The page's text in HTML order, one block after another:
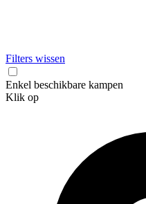
Filters wissen
Enkel beschikbare kampen
Klik op